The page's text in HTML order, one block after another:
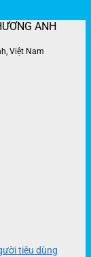
ANH
Việt Nam
tiêu dùng